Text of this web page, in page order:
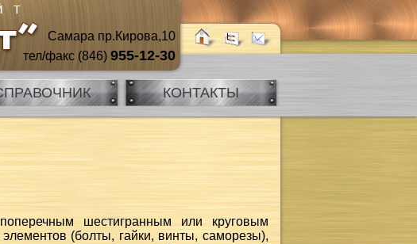
Самара пр.Кирова,10
тел/факс (846) 955-12-30
КОНТАКТЫ
шестигранным или круговым
(болты, гайки, винты, саморезы),